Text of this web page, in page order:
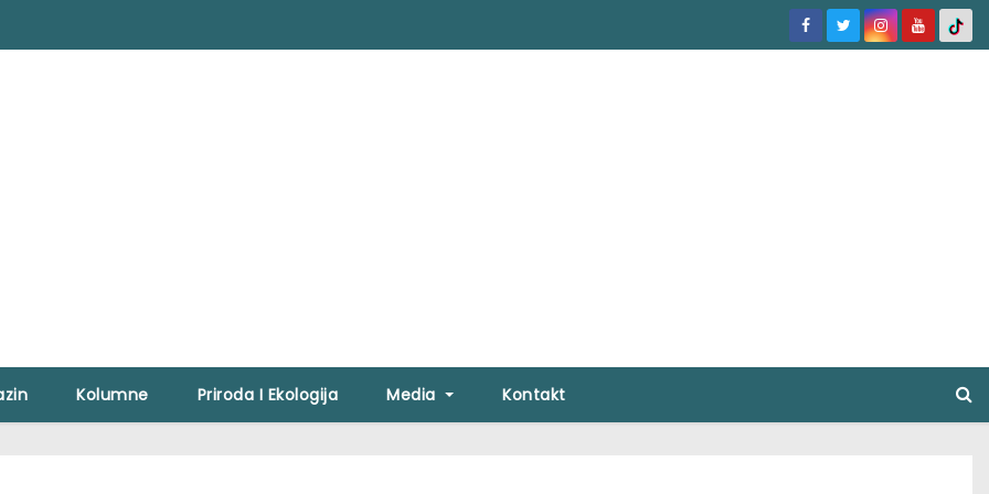
Kolumne Priroda I Ekologija Media Kontakt